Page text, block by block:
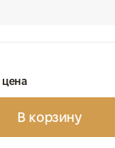
цена
В корзину